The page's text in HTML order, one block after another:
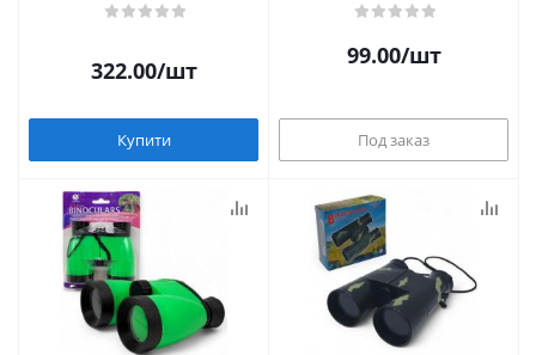
322.00/шт
Купити
99.00/шт
Под заказ